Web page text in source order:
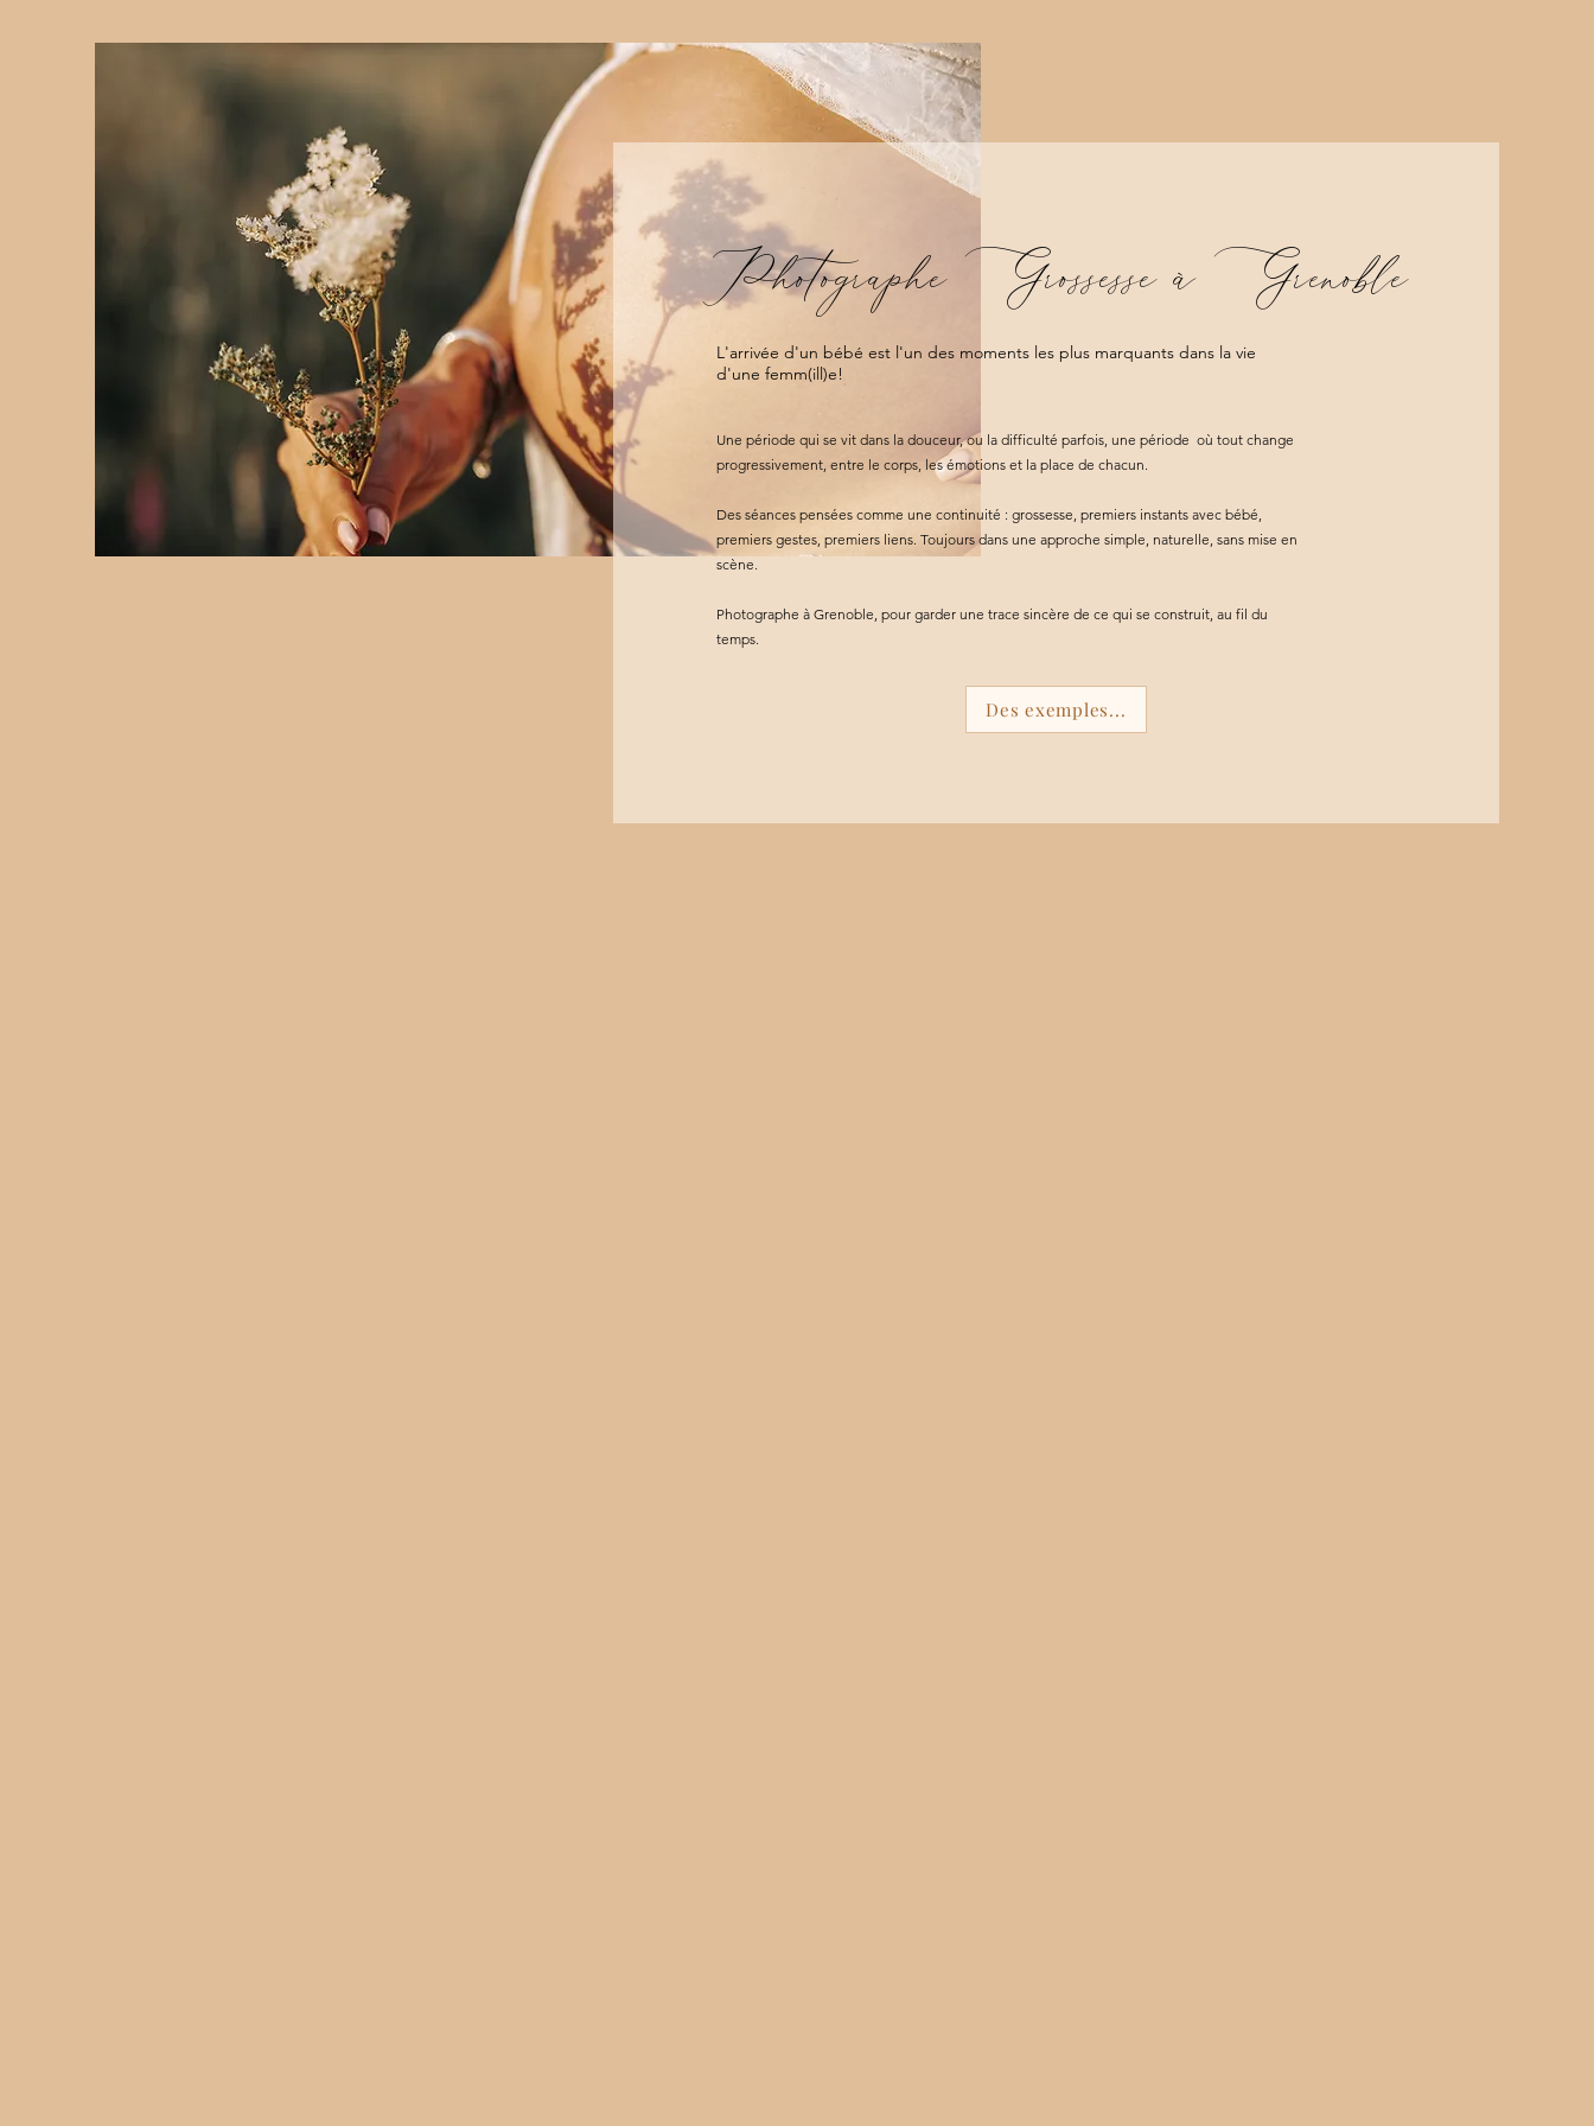
Photographe Grossesse à Grenoble
L'arrivée d'un bébé est l'un des moments les plus marquants dans la vie
d'une femm(ill)e!
Une période qui se vit dans la douceur, ou la difficulté parfois, une période où tout change
progressivement, entre le corps, les émotions et la place de chacun.
Des séances pensées comme une continuité : grossesse, premiers instants avec bébé,
premiers gestes, premiers liens. Toujours dans une approche simple, naturelle, sans mise en
scène.
Photographe à Grenoble, pour garder une trace sincère de ce qui se construit, au fil du
temps.
Des exemples...